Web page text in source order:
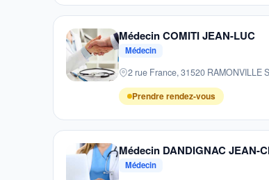
Médecin COMITI JEAN-LUC
Médecin
2 rue France, 31520 RAMONVILLE
Prendre rendez-vous
Médecin DANDIGNAC JEAN-
Médecin